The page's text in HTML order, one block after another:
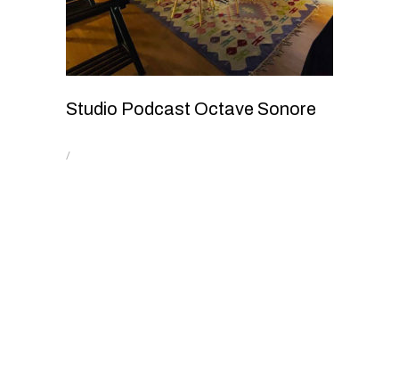
Studio Podcast Octave Sonore